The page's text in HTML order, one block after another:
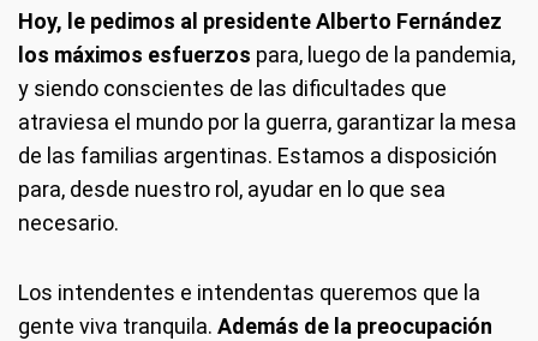
Hoy, le pedimos al presidente Alberto Fernández
los máximos esfuerzos para, luego de la pandemia,
y siendo conscientes de las dificultades que
atraviesa el mundo por la guerra, garantizar la mesa
de las familias argentinas. Estamos a disposición
para, desde nuestro rol, ayudar en lo que sea
necesario.
Los intendentes e intendentas queremos que la
gente viva tranquila. Además de la preocupación